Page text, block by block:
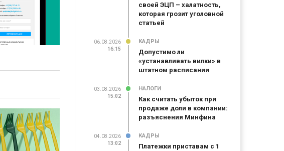
своей ЭЦП – халатность,
которая грозит уголовной
статьей
06.08.2026
16:15
КАДРЫ
Допустимо ли
«устанавливать вилки» в
штатном расписании
03.08.2026
15:02
НАЛОГИ
Как считать убыток при
продаже доли в компании:
разъяснения Минфина
04.08.2026
13:02
КАДРЫ
Платежки приставам с 1